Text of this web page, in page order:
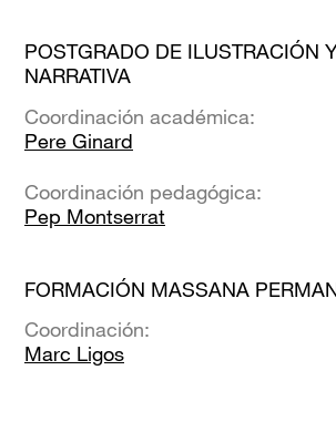
POSTGRADO DE ILUSTRACIÓN
NARRATIVA
Coordinación académica:
Pere Ginard
Coordinación pedagógica:
Pep Montserrat
FORMACIÓN MASSANA
Coordinación:
Marc Ligos